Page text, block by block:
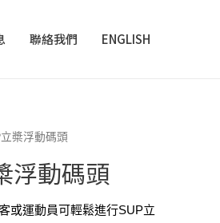
聯絡我們 ENGLISH
槳浮動碼頭
浮動碼頭
或運動員可輕鬆進行SUP立